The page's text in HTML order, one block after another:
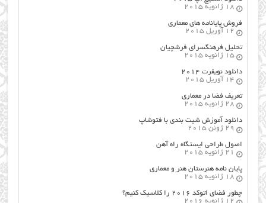
18 ژانویه 2015
فروش پایانامه های معماری
12 آوریل 2015
تحلیل فرهنگسرای فرشچیان
15 ژانویه 2015
دانلود نویفرت ۲۰۱۴
14 آوریل 2015
تعریف فضا در معماری
28 ژانویه 2015
دانلود آموزش شیت بندی با فتوشاپ
29 ژوئن 2015
اصول طراحي ایستگاه راه آهن
21 ژانویه 2015
پایان نامه هنرستان هنر و معماري
18 ژانویه 2015
چطور فضای اتوکد ۲۰۱۶ را کلاسیک کنیم؟
12 ژانویه 2016